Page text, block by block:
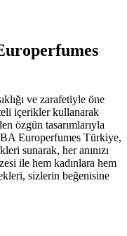
ve zarafetiyle öne
içerikler kullanarak
özgün tasarımlarıyla
Europerfumes Türkiye,
sunarak, her anınızı
ile hem kadınlara hem
sizlerin beğenisine